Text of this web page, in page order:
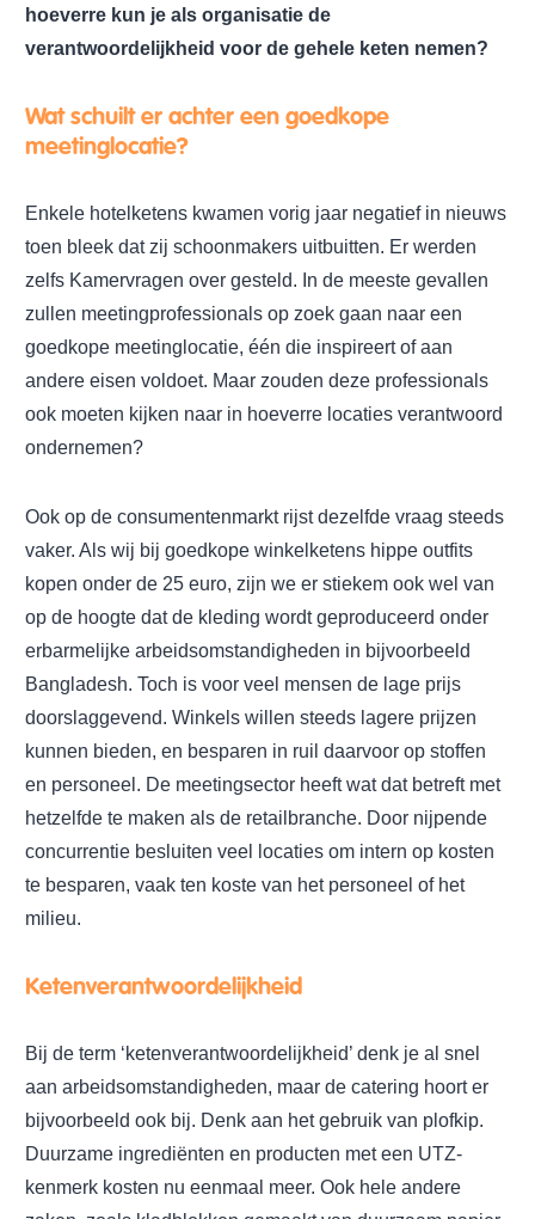
hoeverre kun je als organisatie de
verantwoordelijkheid voor de gehele keten nemen?
Wat schuilt er achter een goedkope
meetinglocatie?
Enkele hotelketens kwamen vorig jaar negatief in nieuws
toen bleek dat zij schoonmakers uitbuitten. Er werden
zelfs Kamervragen over gesteld. In de meeste gevallen
zullen meetingprofessionals op zoek gaan naar een
goedkope meetinglocatie, één die inspireert of aan
andere eisen voldoet. Maar zouden deze professionals
ook moeten kijken naar in hoeverre locaties verantwoord
ondernemen?
Ook op de consumentenmarkt rijst dezelfde vraag steeds
vaker. Als wij bij goedkope winkelketens hippe outfits
kopen onder de 25 euro, zijn we er stiekem ook wel van
op de hoogte dat de kleding wordt geproduceerd onder
erbarmelijke arbeidsomstandigheden in bijvoorbeeld
Bangladesh. Toch is voor veel mensen de lage prijs
doorslaggevend. Winkels willen steeds lagere prijzen
kunnen bieden, en besparen in ruil daarvoor op stoffen
en personeel. De meetingsector heeft wat dat betreft met
hetzelfde te maken als de retailbranche. Door nijpende
concurrentie besluiten veel locaties om intern op kosten
te besparen, vaak ten koste van het personeel of het
milieu.
Ketenverantwoordelijkheid
Bij de term ‘ketenverantwoordelijkheid’ denk je al snel
aan arbeidsomstandigheden, maar de catering hoort er
bijvoorbeeld ook bij. Denk aan het gebruik van plofkip.
Duurzame ingrediënten en producten met een UTZ-
kenmerk kosten nu eenmaal meer. Ook hele andere